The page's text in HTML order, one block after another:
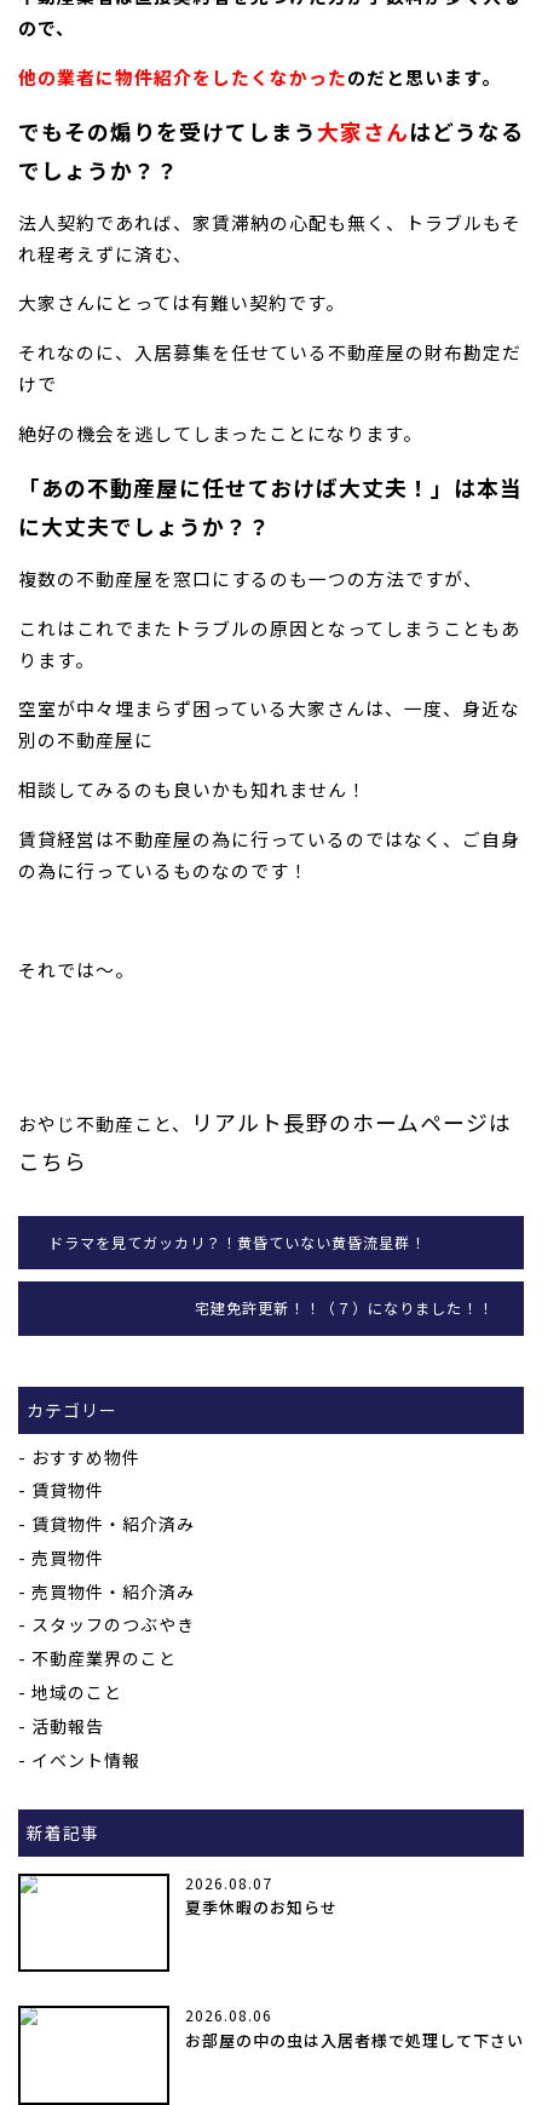
ので、
他の業者に物件紹介をしたくなかったのだと思います。
でもその煽りを受けてしまう大家さんはどうなる
でしょうか？？
法人契約であれば、家賃滞納の心配も無く、トラブルもそ
れ程考えずに済む、
大家さんにとっては有難い契約です。
それなのに、入居募集を任せている不動産屋の財布勘定だ
けで
絶好の機会を逃してしまったことになります。
「あの不動産屋に任せておけば大丈夫！」は本当
に大丈夫でしょうか？？
複数の不動産屋を窓口にするのも一つの方法ですが、
これはこれでまたトラブルの原因となってしまうこともあ
ります。
空室が中々埋まらず困っている大家さんは、一度、身近な
別の不動産屋に
相談してみるのも良いかも知れません！
賃貸経営は不動産屋の為に行っているのではなく、ご自身
の為に行っているものなのです！
それでは～。
おやじ不動産こと、
リアルト長野のホームページは
こちら
ドラマを見てガッカリ？！黄昏ていない黄昏流星群！
宅建免許更新！！（７）になりました！！
カテゴリー
おすすめ物件
賃貸物件
賃貸物件・紹介済み
売買物件
売買物件・紹介済み
スタッフのつぶやき
不動産業界のこと
地域のこと
活動報告
イベント情報
新着記事
2026.08.07
夏季休暇のお知らせ
2026.08.06
お部屋の中の虫は入居者様で処理して下さい